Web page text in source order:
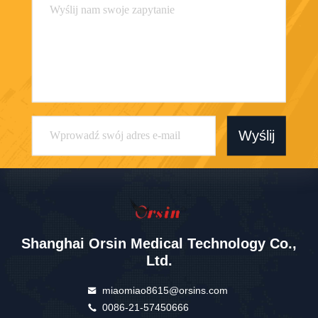
Wyślij
Shanghai Orsin Medical Technology Co.,
Ltd.
miaomiao8615@orsins.com
0086-21-57450666